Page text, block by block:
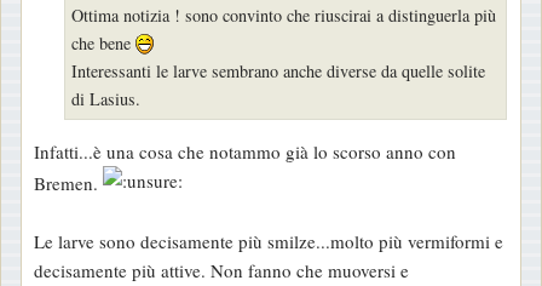
o
Ottima notizia ! sono convinto che riuscirai a distinguerla più
che bene
Interessanti le larve sembrano anche diverse da quelle solite
di Lasius.
Infatti...è una cosa che notammo già lo scorso anno con
Bremen.
Le larve sono decisamente più smilze...molto più vermiformi e
decisamente più attive. Non fanno che muoversi e